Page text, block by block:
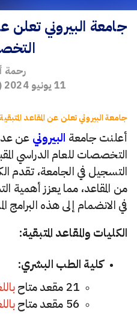
جامعة البيروني تعلن
رحمة
11 يونيو 2024
جامعة البيروني تعلن عن المقاعد
أعلنت جامعة البيروني عن عدد
التخصصات للعام الدراسي
التسجيل في الجامعة، تقدم
من المقاعد، مما يعزز أهمية
في الانضمام إلى هذه البرامج
الكليات والمقاعد المتبقية:
كلية الطب البشري:
21 مقعد متاح
56 مقعد متاح